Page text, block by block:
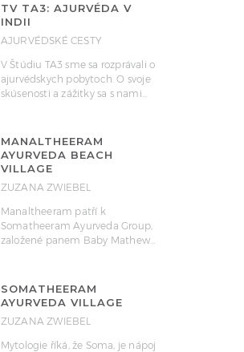
TV TA3: AJURVÉDA V
INDII
AJURVÉDSKÉ CESTY
V Štúdiu TA3 sme sa rozprávali o
ajurvédskych pobytoch. O svoje
skúsenosti a zážitky sa s nami…
MANALTHEERAM
AYURVEDA BEACH
VILLAGE
ZUZANA ZWIEBEL
Manaltheeram patří k
Somatheeram Ayurveda Group,
založené panem Baby Mathew…
SOMATHEERAM
AYURVEDA VILLAGE
ZUZANA ZWIEBEL
Mytologie říká, že Soma, je nápoj